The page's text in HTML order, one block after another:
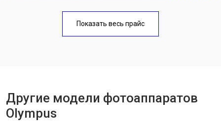
Показать весь прайс
Другие модели фотоаппаратов
Olympus